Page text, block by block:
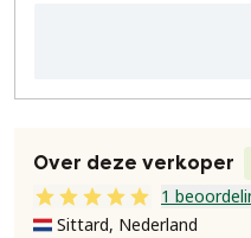
Over deze verkoper
1
Sittard, Nederland